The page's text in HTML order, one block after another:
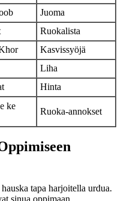
Juoma
Ruokalista
Kasvissyöjä
Liha
Hinta
ke
Ruoka-annokset
tapa harjoitella urdua.